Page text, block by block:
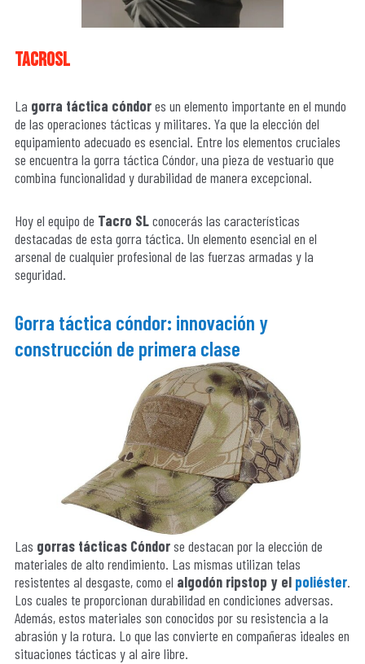
tacrosl
La gorra táctica cóndores un elemento importante en el mundo
de las operaciones tácticas y militares. Ya que la elección del
equipamiento adecuado es esencial. Entre los elementos cruciales
se encuentra la gorra táctica Cóndor, una pieza de vestuario que
combina funcionalidad y durabilidad de manera excepcional.
Hoy el equipo de Tacro SLconocerás las características
destacadas de esta gorra táctica. Un elemento esencial en el
arsenal de cualquier profesional de las fuerzas armadas y la
seguridad.
Gorra táctica cóndor: innovación y
construcción de primera clase
Las gorras tácticas Cóndorse destacan por la elección de
materiales de alto rendimiento. Las mismas utilizan telas
resistentes al desgaste, como el algodón ripstop y elpoliéster.
Los cuales te proporcionan durabilidad en condiciones adversas.
Además, estos materiales son conocidos por su resistencia a la
abrasión y la rotura. Lo que las convierte en compañeras ideales en
situaciones tácticas y al aire libre.